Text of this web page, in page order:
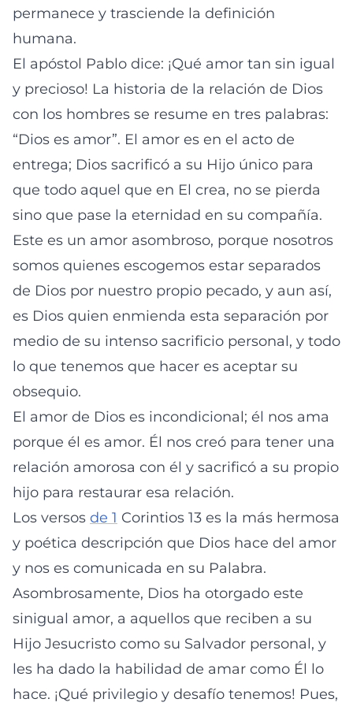
permanece y trasciende la definición
humana.
El apóstol Pablo dice: ¡Qué amor tan sin igual
y precioso! La historia de la relación de Dios
con los hombres se resume en tres palabras:
“Dios es amor”. El amor es en el acto de
entrega; Dios sacrificó a su Hijo único para
que todo aquel que en El crea, no se pierda
sino que pase la eternidad en su compañía.
Este es un amor asombroso, porque nosotros
somos quienes escogemos estar separados
de Dios por nuestro propio pecado, y aun así,
es Dios quien enmienda esta separación por
medio de su intenso sacrificio personal, y todo
lo que tenemos que hacer es aceptar su
obsequio.
El amor de Dios es incondicional; él nos ama
porque él es amor. Él nos creó para tener una
relación amorosa con él y sacrificó a su propio
hijo para restaurar esa relación.
Los versos de 1 Corintios 13 es la más hermosa
y poética descripción que Dios hace del amor
y nos es comunicada en su Palabra.
Asombrosamente, Dios ha otorgado este
sinigual amor, a aquellos que reciben a su
Hijo Jesucristo como su Salvador personal, y
les ha dado la habilidad de amar como Él lo
hace. ¡Qué privilegio y desafío tenemos! Pues,